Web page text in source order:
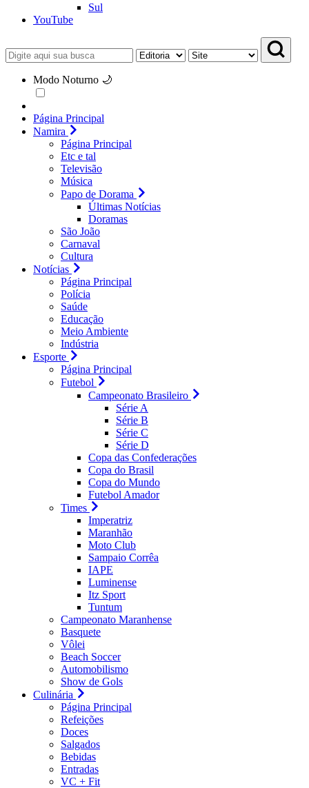
Sul
YouTube
Modo Noturno 🌙
Página Principal
Namira
Página Principal
Etc e tal
Televisão
Música
Papo de Dorama
Últimas Notícias
Doramas
São João
Carnaval
Cultura
Notícias
Página Principal
Polícia
Saúde
Educação
Meio Ambiente
Indústria
Esporte
Página Principal
Futebol
Campeonato Brasileiro
Série A
Série B
Série C
Série D
Copa das Confederações
Copa do Brasil
Copa do Mundo
Futebol Amador
Times
Imperatriz
Maranhão
Moto Club
Sampaio Corrêa
IAPE
Luminense
Itz Sport
Tuntum
Campeonato Maranhense
Basquete
Vôlei
Beach Soccer
Automobilismo
Show de Gols
Culinária
Página Principal
Refeições
Doces
Salgados
Bebidas
Entradas
VC + Fit